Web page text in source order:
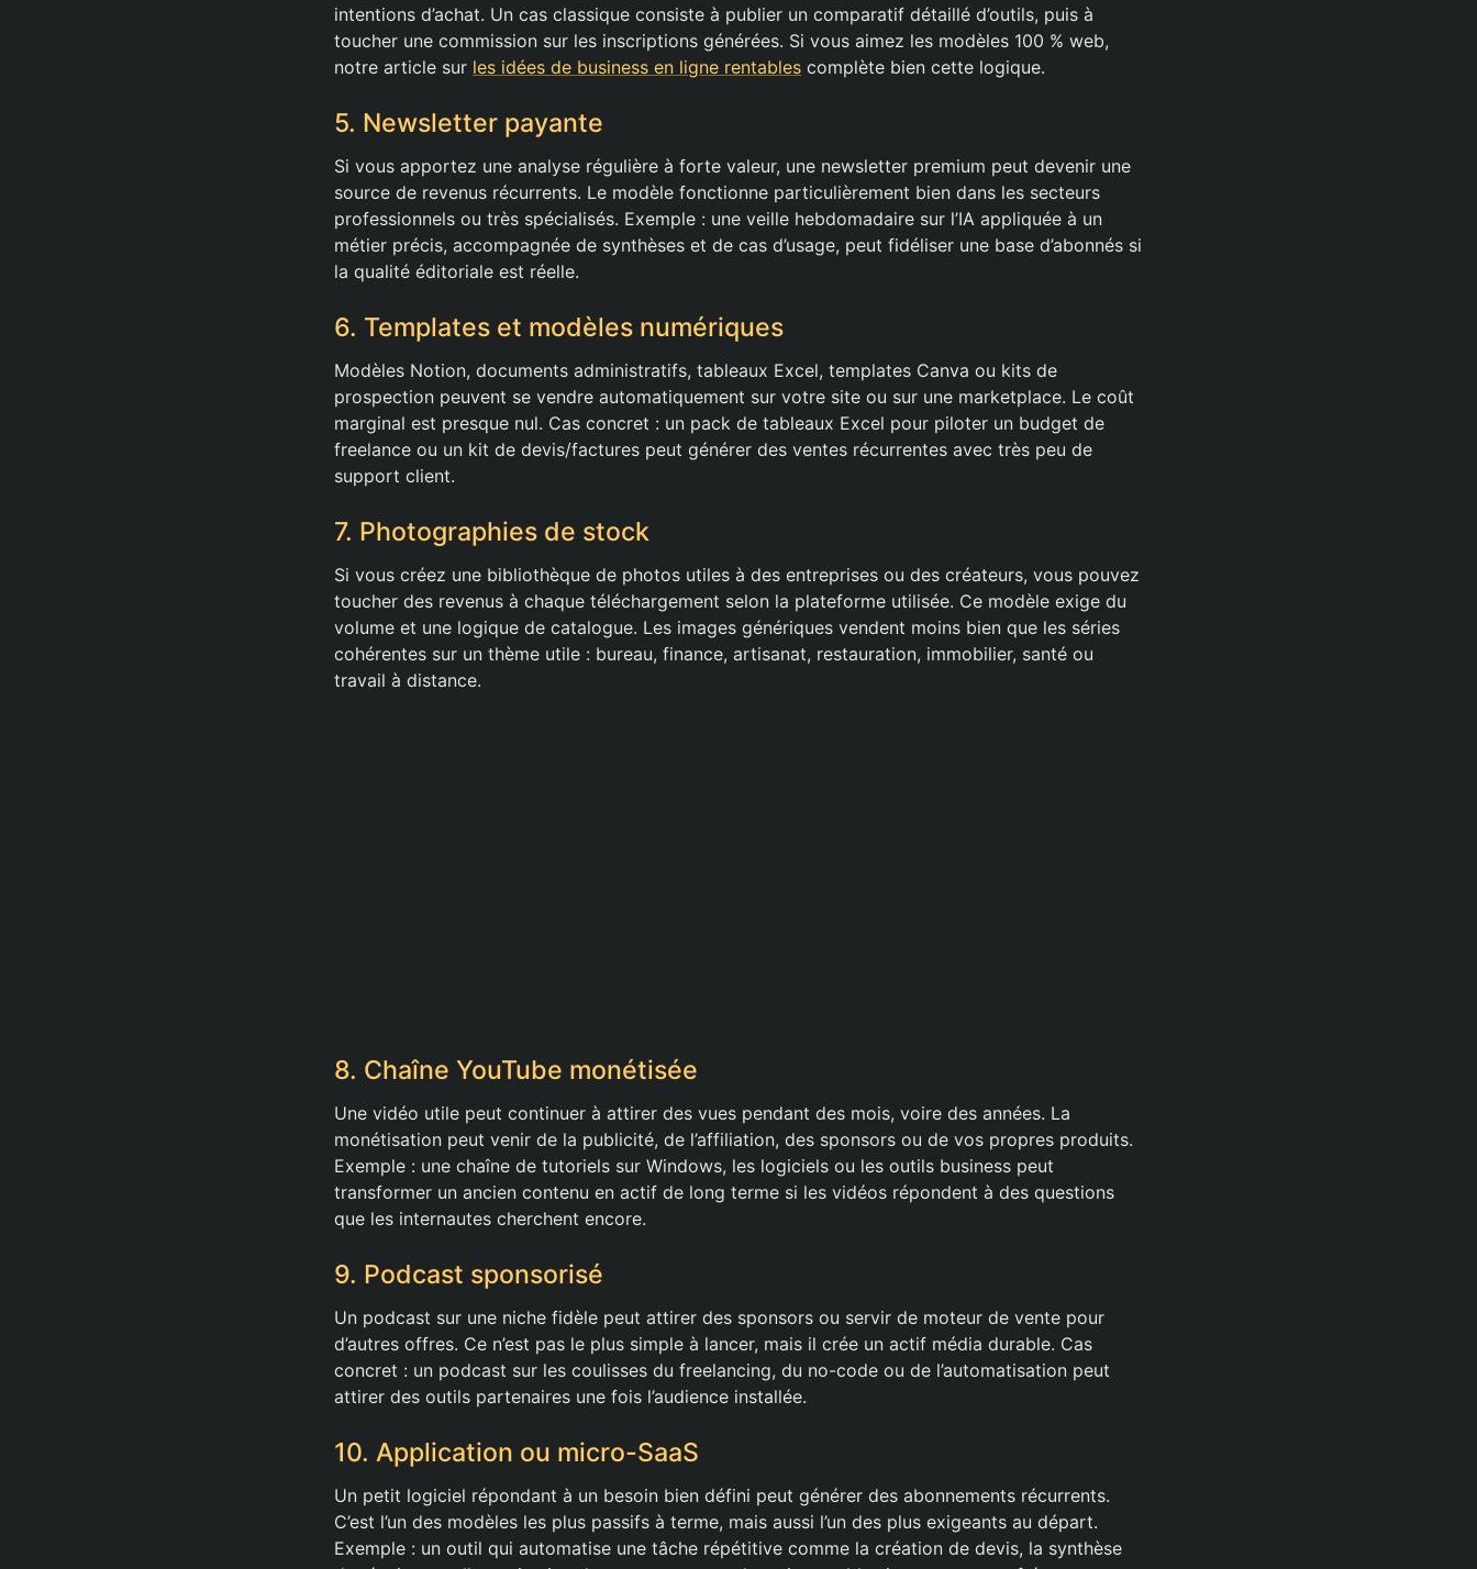
intentions d’achat. Un cas classique consiste à publier un comparatif détaillé d’outils, puis à
toucher une commission sur les inscriptions générées. Si vous aimez les modèles 100 % web,
notre article sur les idées de business en ligne rentables complète bien cette logique.
5. Newsletter payante
Si vous apportez une analyse régulière à forte valeur, une newsletter premium peut devenir une
source de revenus récurrents. Le modèle fonctionne particulièrement bien dans les secteurs
professionnels ou très spécialisés. Exemple : une veille hebdomadaire sur l’IA appliquée à un
métier précis, accompagnée de synthèses et de cas d’usage, peut fidéliser une base d’abonnés si
la qualité éditoriale est réelle.
6. Templates et modèles numériques
Modèles Notion, documents administratifs, tableaux Excel, templates Canva ou kits de
prospection peuvent se vendre automatiquement sur votre site ou sur une marketplace. Le coût
marginal est presque nul. Cas concret : un pack de tableaux Excel pour piloter un budget de
freelance ou un kit de devis/factures peut générer des ventes récurrentes avec très peu de
support client.
7. Photographies de stock
Si vous créez une bibliothèque de photos utiles à des entreprises ou des créateurs, vous pouvez
toucher des revenus à chaque téléchargement selon la plateforme utilisée. Ce modèle exige du
volume et une logique de catalogue. Les images génériques vendent moins bien que les séries
cohérentes sur un thème utile : bureau, finance, artisanat, restauration, immobilier, santé ou
travail à distance.
8. Chaîne YouTube monétisée
Une vidéo utile peut continuer à attirer des vues pendant des mois, voire des années. La
monétisation peut venir de la publicité, de l’affiliation, des sponsors ou de vos propres produits.
Exemple : une chaîne de tutoriels sur Windows, les logiciels ou les outils business peut
transformer un ancien contenu en actif de long terme si les vidéos répondent à des questions
que les internautes cherchent encore.
9. Podcast sponsorisé
Un podcast sur une niche fidèle peut attirer des sponsors ou servir de moteur de vente pour
d’autres offres. Ce n’est pas le plus simple à lancer, mais il crée un actif média durable. Cas
concret : un podcast sur les coulisses du freelancing, du no-code ou de l’automatisation peut
attirer des outils partenaires une fois l’audience installée.
10. Application ou micro-SaaS
Un petit logiciel répondant à un besoin bien défini peut générer des abonnements récurrents.
C’est l’un des modèles les plus passifs à terme, mais aussi l’un des plus exigeants au départ.
Exemple : un outil qui automatise une tâche répétitive comme la création de devis, la synthèse